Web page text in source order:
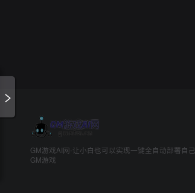
GM游戏AI网-让小白也可以实现一键全自动部署自
GM游戏